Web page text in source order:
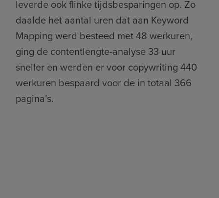
leverde ook flinke tijdsbesparingen op. Zo
daalde het aantal uren dat aan Keyword
Mapping werd besteed met 48 werkuren,
ging de contentlengte-analyse 33 uur
sneller en werden er voor copywriting 440
werkuren bespaard voor de in totaal 366
pagina’s.